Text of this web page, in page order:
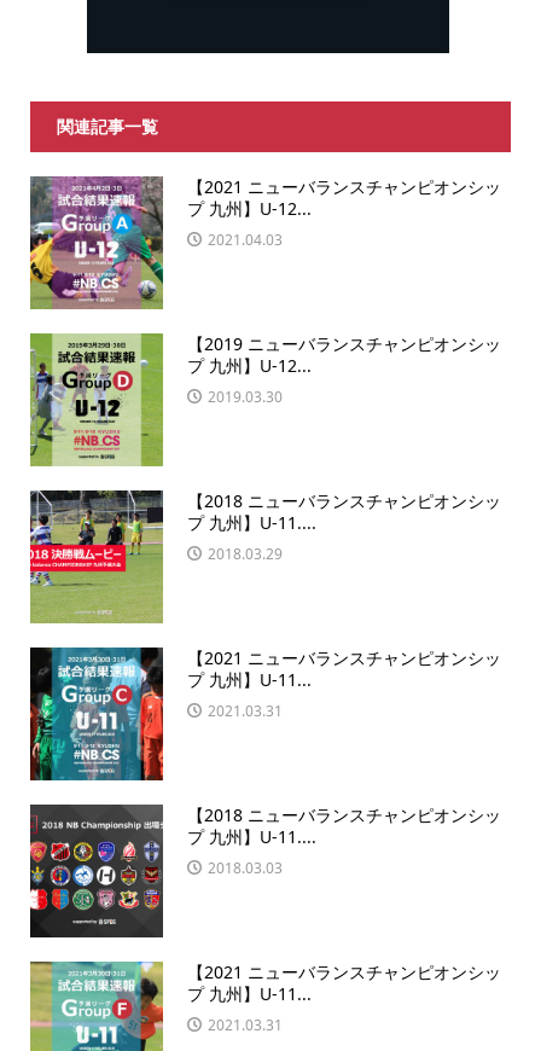
関連記事一覧
【2021 ニューバランスチャンピオンシッ
プ 九州】U-12...
2021.04.03
【2019 ニューバランスチャンピオンシッ
プ 九州】U-12...
2019.03.30
【2018 ニューバランスチャンピオンシッ
プ 九州】U-11....
2018.03.29
【2021 ニューバランスチャンピオンシッ
プ 九州】U-11...
2021.03.31
【2018 ニューバランスチャンピオンシッ
プ 九州】U-11....
2018.03.03
【2021 ニューバランスチャンピオンシッ
プ 九州】U-11...
2021.03.31